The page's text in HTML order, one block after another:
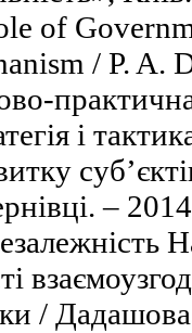
of
/ P. A.
і
–
/